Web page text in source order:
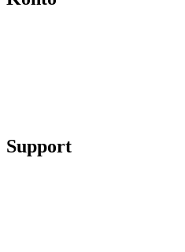
Support